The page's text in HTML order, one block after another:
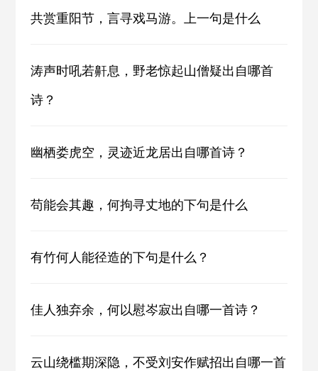
共赏重阳节，言寻戏马游。上一句是什么
涛声时吼若鼾息，野老惊起山僧疑出自哪首
诗？
幽栖娄虎空，灵迹近龙居出自哪首诗？
苟能会其趣，何拘寻丈地的下句是什么
有竹何人能径造的下句是什么？
佳人独弃余，何以慰岑寂出自哪一首诗？
云山绕槛期深隐，不受刘安作赋招出自哪一首